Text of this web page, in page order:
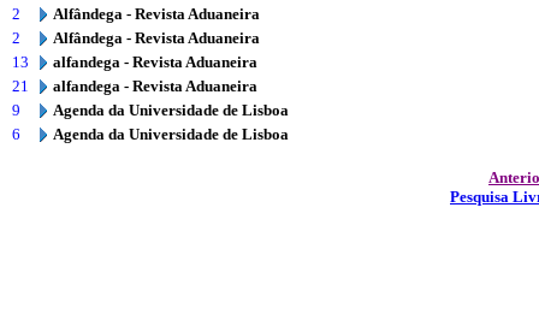
2
Alfândega - Revista Aduaneira
2
Alfândega - Revista Aduaneira
13
alfandega - Revista Aduaneira
21
alfandega - Revista Aduaneira
9
Agenda da Universidade de Lisboa
6
Agenda da Universidade de Lisboa
Pesquisa